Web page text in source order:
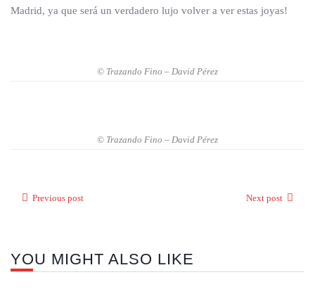
Madrid, ya que será un verdadero lujo volver a ver estas joyas!
© Trazando Fino – David Pérez
© Trazando Fino – David Pérez
Previous post Next post
YOU MIGHT ALSO LIKE